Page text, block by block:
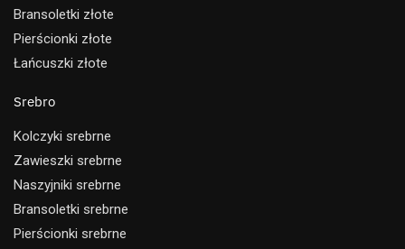
Bransoletki złote
Pierścionki złote
Łańcuszki złote
Srebro
Kolczyki srebrne
Zawieszki srebrne
Naszyjniki srebrne
Bransoletki srebrne
Pierścionki srebrne